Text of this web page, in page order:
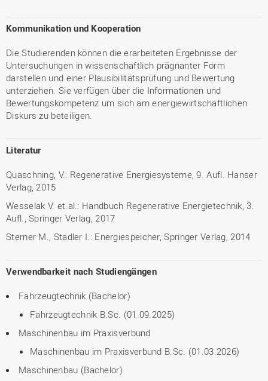
Kommunikation und Kooperation
Die Studierenden können die erarbeiteten Ergebnisse der
Untersuchungen in wissenschaftlich prägnanter Form
darstellen und einer Plausibilitätsprüfung und Bewertung
unterziehen. Sie verfügen über die Informationen und
Bewertungskompetenz um sich am energiewirtschaftlichen
Diskurs zu beteiligen.
Literatur
Quaschning, V.: Regenerative Energiesysteme, 9. Aufl. Hanser
Verlag, 2015
Wesselak V. et.al.: Handbuch Regenerative Energietechnik, 3.
Aufl., Springer Verlag, 2017
Sterner M., Stadler I.: Energiespeicher, Springer Verlag, 2014
Verwendbarkeit nach Studiengängen
Fahrzeugtechnik (Bachelor)
Fahrzeugtechnik B.Sc. (01.09.2025)
Maschinenbau im Praxisverbund
Maschinenbau im Praxisverbund B.Sc. (01.03.2026)
Maschinenbau (Bachelor)